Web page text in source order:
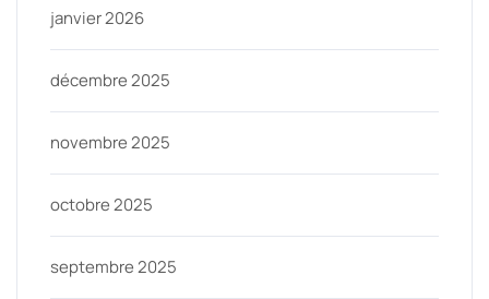
janvier 2026
décembre 2025
novembre 2025
octobre 2025
septembre 2025